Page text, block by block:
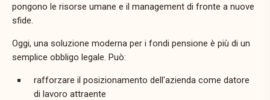
pongono le risorse umane e il management di fronte a nuove
sfide.
Oggi, una soluzione moderna per i fondi pensione è più di un
semplice obbligo legale. Può:
rafforzare il posizionamento dell'azienda come datore
di lavoro attraente